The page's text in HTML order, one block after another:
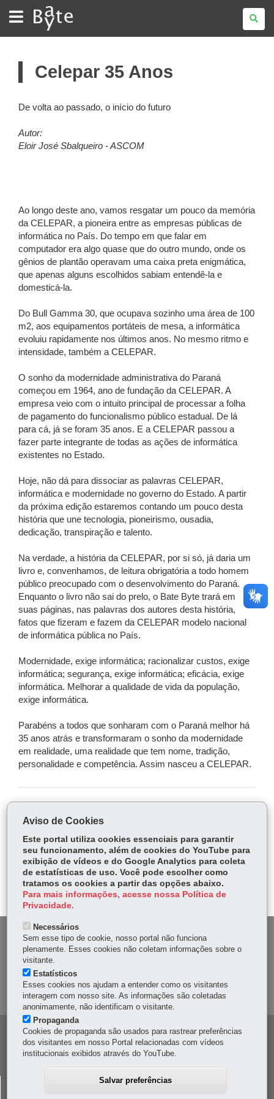
BATE
BYTE
Celepar 35 Anos
De volta ao passado, o início do futuro
Autor:
Eloir José Sbalqueiro - ASCOM
Ao longo deste ano, vamos resgatar um pouco da memória
da CELEPAR, a pioneira entre as empresas públicas de
informática no País. Do tempo em que falar em
computador era algo quase que do outro mundo, onde os
gênios de plantão operavam uma caixa preta enigmática,
que apenas alguns escolhidos sabiam entendê-la e
domesticá-la.
Do Bull Gamma 30, que ocupava sozinho uma área de 100
m2, aos equipamentos portáteis de mesa, a informática
evoluiu rapidamente nos últimos anos. No mesmo ritmo e
intensidade, também a CELEPAR.
O sonho da modernidade administrativa do Paraná
começou em 1964, ano de fundação da CELEPAR. A
empresa veio com o intuito principal de processar a folha
de pagamento do funcionalismo público estadual. De lá
para cá, já se foram 35 anos. E a CELEPAR passou a
fazer parte integrante de todas as ações de informática
existentes no Estado.
Hoje, não dá para dissociar as palavras CELEPAR,
informática e modernidade no governo do Estado. A partir
da próxima edição estaremos contando um pouco desta
história que une tecnologia, pioneirismo, ousadia,
dedicação, transpiração e talento.
Na verdade, a história da CELEPAR, por si só, já daria um
livro e, convenhamos, de leitura obrigatória a todo homem
público preocupado com o desenvolvimento do Paraná.
Enquanto o livro não sai do prelo, o Bate Byte trará em
suas páginas, nas palavras dos autores desta história,
fatos que fizeram e fazem da CELEPAR modelo nacional
de informática pública no País.
Modernidade, exige informática; racionalizar custos, exige
informática; segurança, exige informática; eficácia, exige
informática. Melhorar a qualidade de vida da população,
exige informática.
Parabéns a todos que sonharam com o Paraná melhor há
35 anos atrás e transformaram o sonho da modernidade
em realidade, uma realidade que tem nome, tradição,
personalidade e competência. Assim nasceu a CELEPAR.
ce
bo
ok
Tw
itt
er
ha
ts
Ap
p
Voltar Início Imprimir Baixar
MAPA DO SITE
DENUNCIE CORRUPÇÃO
OUVIDORIA
Navegação
principal
CELEPAR
Aviso de Cookies
Este portal utiliza cookies essenciais para garantir
seu funcionamento, além de cookies do YouTube para
exibição de vídeos e do Google Analytics para coleta
de estatísticas de uso. Você pode escolher como
tratamos os cookies a partir das opções abaixo.
Para mais informações, acesse nossa Política de
Privacidade.
Necessários
Sem esse tipo de cookie, nosso portal não funciona
plenamente. Esses cookies não coletam informações sobre o
visitante.
Estatísticos
Esses cookies nos ajudam a entender como os visitantes
interagem com nosso site. As informações são coletadas
anonimamente, não identificam o visitante.
Propaganda
Cookies de propaganda são usados para rastrear preferências
dos visitantes em nosso Portal relacionadas com vídeos
institucionais exibidos através do YouTube.
Salvar preferências